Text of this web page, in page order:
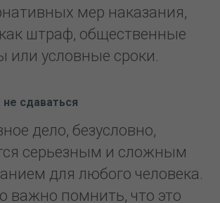
мер наказания,
штраф, общественные
или условные сроки.
не сдаваться
дело, безусловно,
серьезным и сложным
для любого человека.
важно помнить, что это